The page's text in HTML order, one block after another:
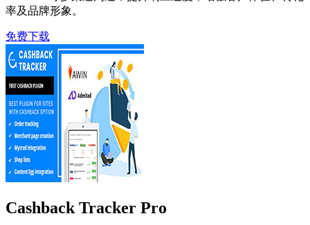
率及品牌形象。
免费下载
Cashback Tracker Pro